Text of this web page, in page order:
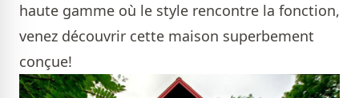
haute gamme où le style rencontre la fonction,
venez découvrir cette maison superbement
conçue!